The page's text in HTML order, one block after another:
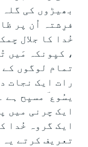
بھیڑوں کی
فرِشتہ اُن پر
خُدا کا جلال
، کیِونکہ مَیں
تمام لوگوں
رات ایک نجات
یسُوع ؔ مسیِح ہے
ایک چرنی میں
ایک گروہ خُدا
تعریف کرتے